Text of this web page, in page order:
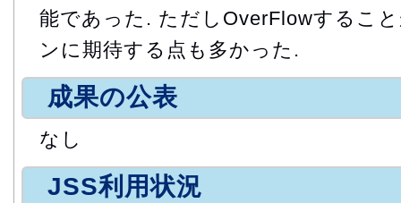
能であった. ただしOverFlowするこ
ンに期待する点も多かった.
成果の公表
なし
JSS利用状況